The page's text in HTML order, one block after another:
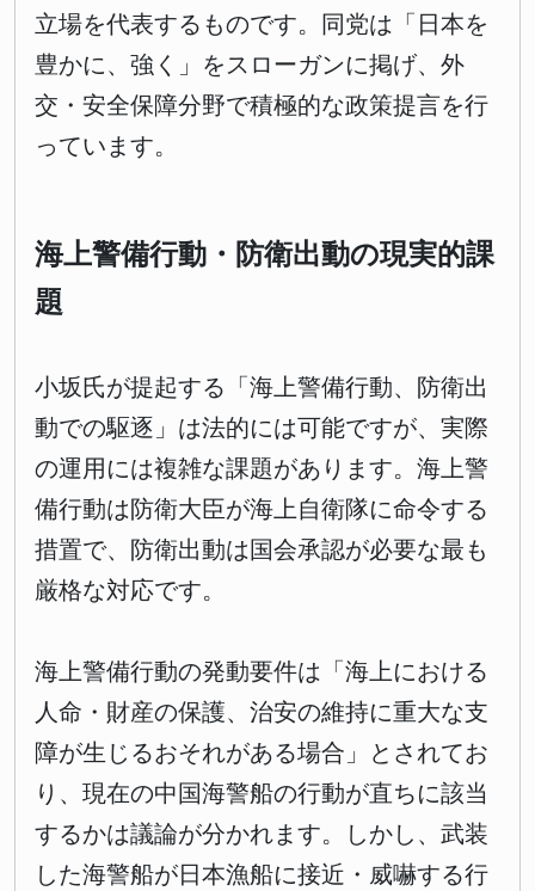
立場を代表するものです。同党は「日本を
豊かに、強く」をスローガンに掲げ、外
交・安全保障分野で積極的な政策提言を行
っています。
海上警備行動・防衛出動の現実的課
題
小坂氏が提起する「海上警備行動、防衛出
動での駆逐」は法的には可能ですが、実際
の運用には複雑な課題があります。海上警
備行動は防衛大臣が海上自衛隊に命令する
措置で、防衛出動は国会承認が必要な最も
厳格な対応です。
海上警備行動の発動要件は「海上における
人命・財産の保護、治安の維持に重大な支
障が生じるおそれがある場合」とされてお
り、現在の中国海警船の行動が直ちに該当
するかは議論が分かれます。しかし、武装
した海警船が日本漁船に接近・威嚇する行